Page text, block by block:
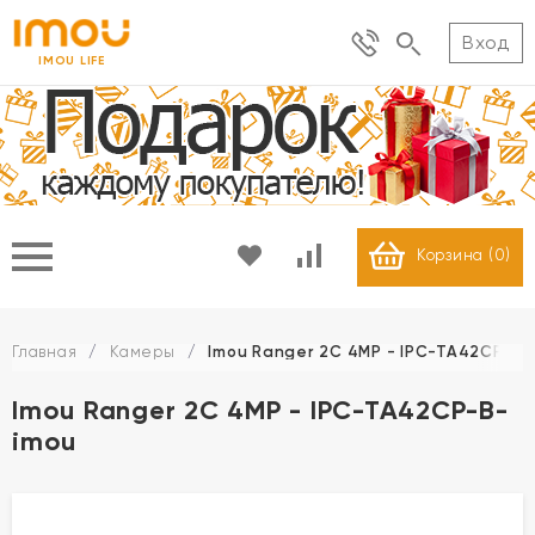
IMOU LIFE
Вход
Корзина ( 0)
Главная / Камеры / Imou Ranger 2C 4MP - IPC-TA42CP-
Imou Ranger 2C 4MP - IPC-TA42CP-B-
imou